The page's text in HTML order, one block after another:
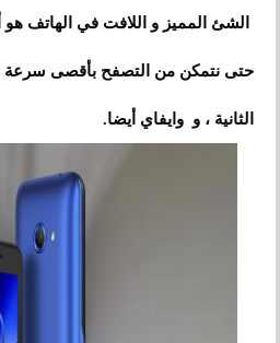
الثانية ، و وايفاي أيضا.